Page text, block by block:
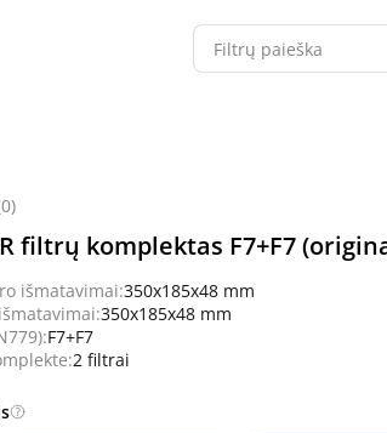
filtrų komplektas F7+F7
išmatavimai:350x185x48 mm
350x185x48 mm
F7+F7
2 filtrai